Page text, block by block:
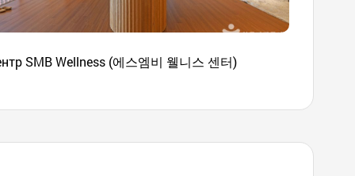
SMB Wellness (에스엠비 웰니스 센터)